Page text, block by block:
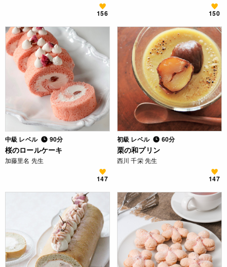
156 150
中級 レベル 90分
桜のロールケーキ
加藤里名 先生
147
初級 レベル 60分
栗の和プリン
西川 千栄 先生
147